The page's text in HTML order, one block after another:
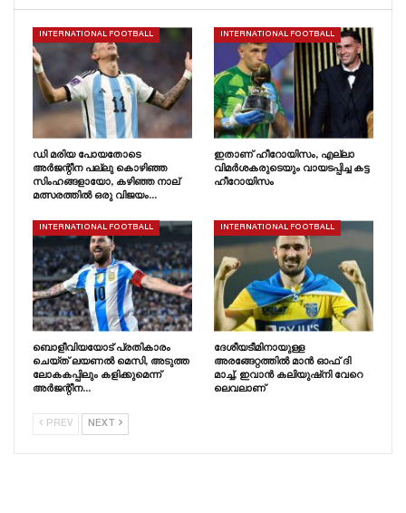
INTERNATIONAL FOOTBALL
ഡി മരിയ പോയതോടെ
അർജന്റീന പല്ലു കൊഴിഞ്ഞ
സിംഹങ്ങളായോ, കഴിഞ്ഞ നാല്
മത്സരത്തിൽ ഒരു വിജയം…
INTERNATIONAL FOOTBALL
ഇതാണ് ഹീറോയിസം, എല്ലാ
വിമർശകരുടെയും വായടപ്പിച്ച കട്ട
ഹീറോയിസം
INTERNATIONAL FOOTBALL
ബൊളീവിയയോട് പ്രതികാരം
ചെയ്‌ത്‌ ലയണൽ മെസി, അടുത്ത
ലോകകപ്പിലും കളിക്കുമെന്ന്
അർജന്റീന…
INTERNATIONAL FOOTBALL
ദേശീയടീമിനായുള്ള
അരങ്ങേറ്റത്തിൽ മാൻ ഓഫ് ദി
മാച്ച്, ഇവാൻ കലിയുഷ്‌നി വേറെ
ലെവലാണ്
PREV NEXT